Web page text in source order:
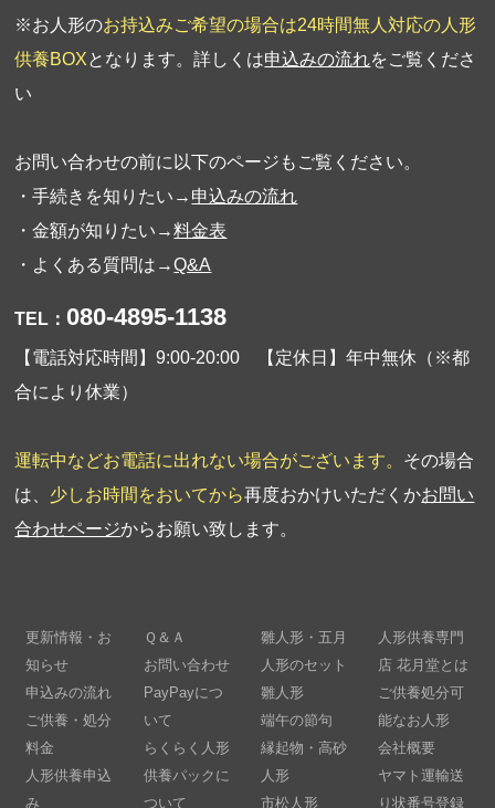
※お人形のお持込みご希望の場合は24時間無人対応の人形
供養BOXとなります。詳しくは申込みの流れをご覧くださ
い
お問い合わせの前に以下のページもご覧ください。
・手続きを知りたい→ 申込みの流れ
・金額が知りたい→料金表
・よくある質問は→Q&A
TEL： 080-4895-1138
【電話対応時間】9:00-20:00 【定休日】年中無休（※都
合により休業）
運転中などお電話に出れない場合がございます。 その場合
は、 少しお時間をおいてから再度おかけいただくかお問い
合わせページからお願い致します。
更新情報・お
知らせ
申込みの流れ
ご供養・処分
料金
人形供養申込
み
Ｑ＆Ａ
お問い合わせ
PayPayにつ
いて
らくらく人形
供養パックに
ついて
雛人形・五月
人形のセット
雛人形
端午の節句
縁起物・高砂
人形
市松人形
人形供養専門
店 花月堂とは
ご供養処分可
能なお人形
会社概要
ヤマト運輸送
り状番号登録